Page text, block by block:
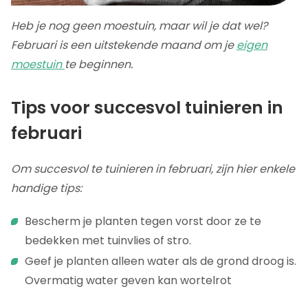
Heb je nog geen moestuin, maar wil je dat wel?
Februari is een uitstekende maand om jeeigen
moestuin te beginnen.
Tips voor succesvol tuinieren in
februari
Om succesvol te tuinieren in februari, zijn hier enkele
handige tips:
Bescherm je planten tegen vorst door ze te
bedekken met tuinvlies of stro.
Geef je planten alleen water als de grond droog is.
Overmatig water geven kan wortelrot